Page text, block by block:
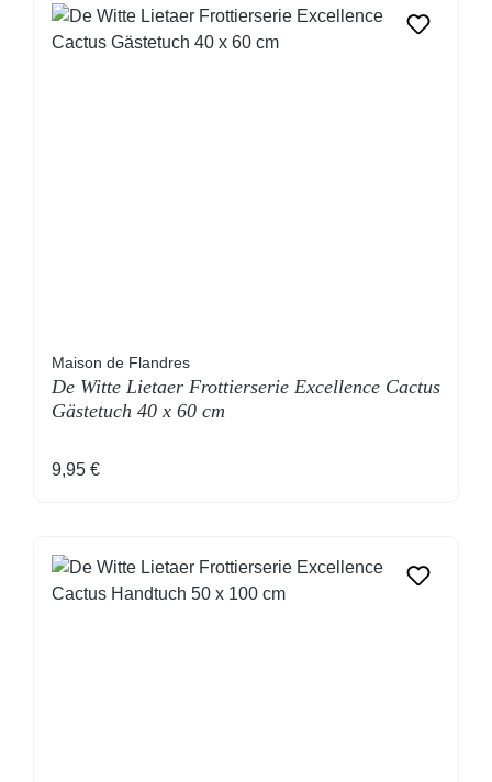
Maison de Flandres
De Witte Lietaer Frottierserie Excellence Cactus
Gästetuch 40 x 60 cm
Regulärer Preis:
9,95 €